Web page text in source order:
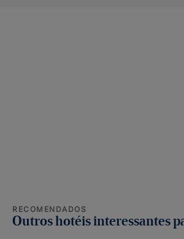
RECOMENDADOS
Outros hotéis interessantes